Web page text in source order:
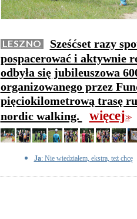
LESZNO
Sześćset razy
pospacerować i aktywnie
odbyła się jubileuszowa
organizowanego przez
pięciokilometrową trasę
nordic walking.
więcej>>
Ja: Nie wiedziałem, ekstra, też chcę